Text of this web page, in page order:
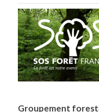
Groupement